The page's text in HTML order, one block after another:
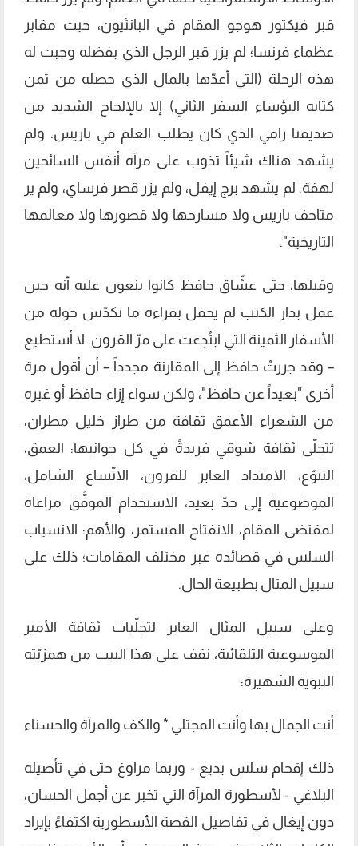
قبر فيكتور هوجو المقام في البانثيون، حيث مقابر
عظماء فرنسا؛ لم يزر قبر الرجل الذي بفضله وجبت له
هذه الرحلة (التي أعدّها بالمال الذي حصله من ثمن
كتابه البؤساء السفر الثاني) إلا بالإلحاح الشديد من
صديقنا رامي الذي كان يطلب العلم في باريس. ولم
يشهد هناك شيئاً تذوب على مرآه أنفس السائحين
لهفة. لم يشهد برج إيفل، ولم يزر قصر فرساي، ولم ير
متاحف باريس ولا مسارحها ولا قصورها ولا معالمها
التاريخية".
وقبلها، حتى عشّاق حافظ كانوا ينعون عليه أنه حين
عمل بدار الكتب لم يحفل بقراءة ما تكدّس حوله من
الأسفار الثمينة التي ابتُدِعت على مرّ القرون. لا أستطيع
– وقد جررتُ حافظ إلى المقارنة مجدداً – أن أقول مرة
أخرى "بعيداً عن حافظ"، ولكن سواء إزاء حافظ أو غيره
من الشعراء الأعمق ثقافة من طراز خليل مطران،
تتجلّى ثقافة شوقي فريدةً في كل جوانبها: العمق،
التنوّع، الامتداد العابر للقرون، الاتّساع الشامل،
الموضوعية إلى حدّ بعيد، الاستخدام الموفَّق مراعاة
لمقتضى المقام، الانفتاح المستمر، والأهم: الانسياب
السلس في قصائده عبر مختلف المقامات؛ ذلك على
سبيل المثال بطبيعة الحال.
وعلى سبيل المثال العابر لتجلّيات ثقافة الأمير
الموسوعية التلقائية، نقف على هذا البيت من همزيّته
النبوية الشهيرة:
أنت الجمال بها وأنت المجتلي * والكف والمرآة والحسناء
ذلك إقحام سلس بديع - وربما مراوغ حتى في تأصيله
البلاغي - لأسطورة المرآة التي تخبر عن أجمل الحسان،
دون إيغال في تفاصيل القصة الأسطورية اكتفاءً بإيراد